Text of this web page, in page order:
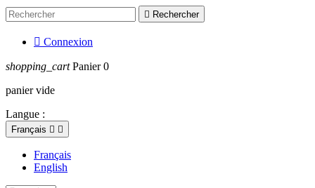
 Rechercher
 Connexion
shopping_cart Panier 0
panier vide
Langue :
Français  
Français
English